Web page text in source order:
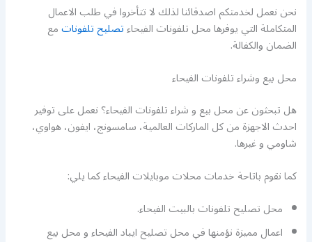
نحن نعمل لخدمتكم اصدقائنا لذلك لا تتأخروا في طلب الاعمال
المتكاملة التي يوفرها محل تلفونات الفيحاءتصليح تلفوناتمع
الضمان والكفالة.
محل بيع وشراء تلفونات الفيحاء
هل تبحثون عن محل بيع و شراء تلفونات الفيحاء؟ نعمل على توفير
احدث الاجهزة من كل الماركات العالمية، سامسونج، ايفون، هواوي،
شاومي و غيرها.
كما نقوم باتاحة خدمات محلات موبايلات الفيحاء كما يلي:
محل تصليح تلفونات بالبيت الفيحاء.
اعمال مميزة نؤمنها في محل تصليح ايباد الفيحاء و محل بيع